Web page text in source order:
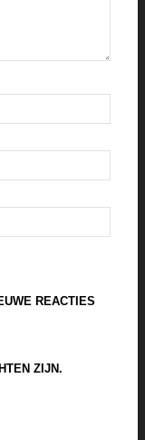
REACTIES
ZIJN.